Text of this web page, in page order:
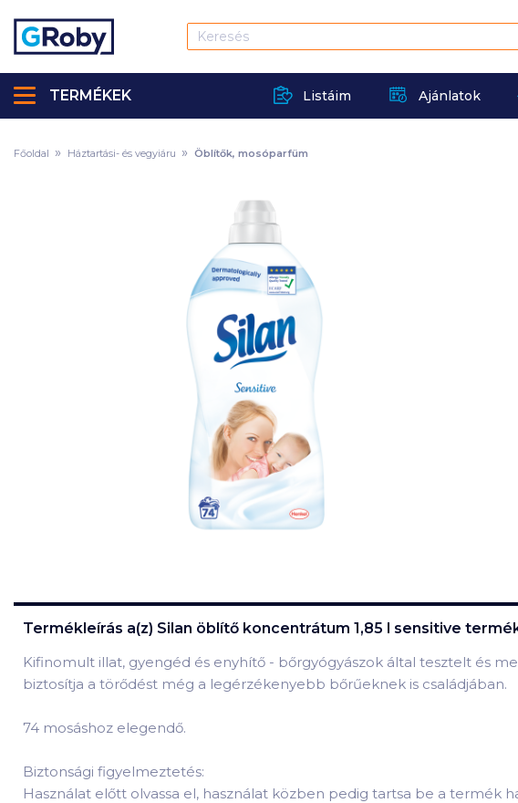
Listáim Ajánlatok
TERMÉKEK
Főoldal Háztartási- és vegyiáru Öblítők, mosóparfüm
Termékleírás a(z) Silan öblítő koncentrátum 1,85 l sensitive
Kifinomult illat, gyengéd és enyhítő - bőrgyógyászok által tesztelt és
biztosítja a törődést még a legérzékenyebb bőrűeknek is családjában.
74 mosáshoz elegendő.
Biztonsági figyelmeztetés:
Használat előtt olvassa el, használat közben pedig tartsa be a termék